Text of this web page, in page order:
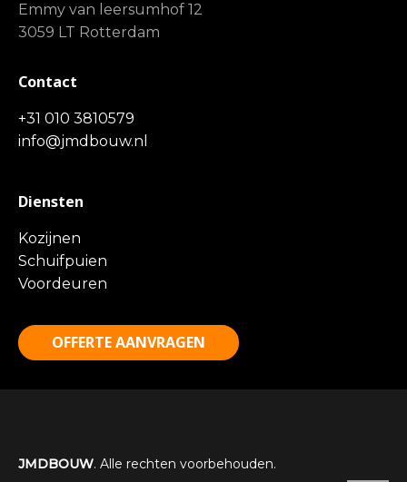
Emmy van leersumhof 12
3059 LT Rotterdam
Contact
+31 010 3810579
info@jmdbouw.nl
Diensten
Kozijnen
Schuifpuien
Voordeuren
OFFERTE AANVRAGEN
JMDBOUW. Alle rechten voorbehouden.